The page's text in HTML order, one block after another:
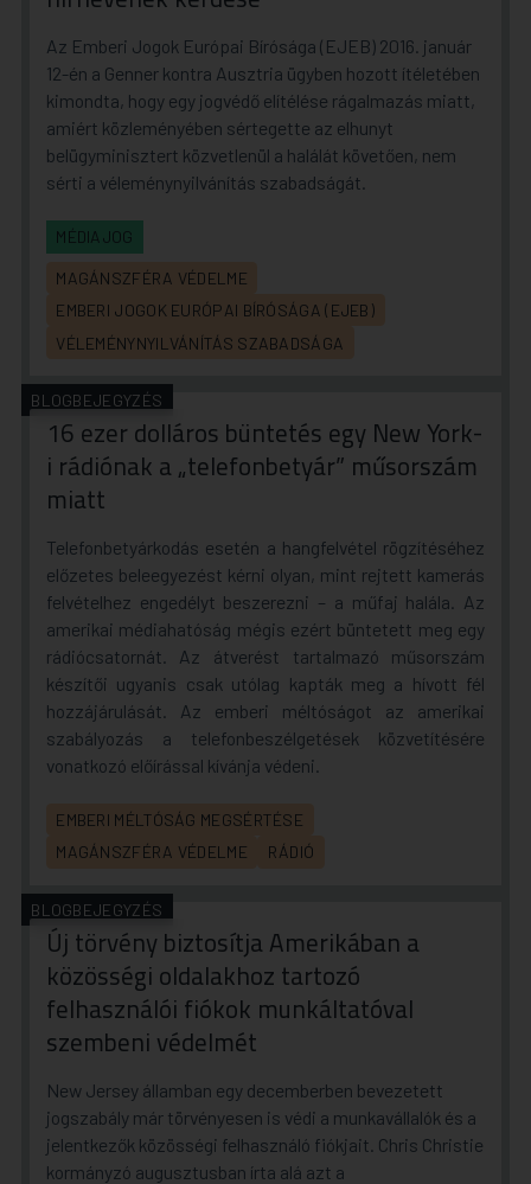
Az Emberi Jogok Európai Bírósága (EJEB) 2016. január
12-én a Genner kontra Ausztria ügyben hozott ítéletében
kimondta, hogy egy jogvédő elítélése rágalmazás miatt,
amiért közleményében sértegette az elhunyt
belügyminisztert közvetlenül a halálát követően, nem
sérti a véleménynyilvánítás szabadságát.
MÉDIAJOG
MAGÁNSZFÉRA VÉDELME
EMBERI JOGOK EURÓPAI BÍRÓSÁGA (EJEB)
VÉLEMÉNYNYILVÁNÍTÁS SZABADSÁGA
BLOGBEJEGYZÉS
16 ezer dolláros büntetés egy New York-
i rádiónak a „telefonbetyár” műsorszám
miatt
Telefonbetyárkodás esetén a hangfelvétel rögzítéséhez
előzetes beleegyezést kérni olyan, mint rejtett kamerás
felvételhez engedélyt beszerezni – a műfaj halála. Az
amerikai médiahatóság mégis ezért büntetett meg egy
rádiócsatornát. Az átverést tartalmazó műsorszám
készítői ugyanis csak utólag kapták meg a hívott fél
hozzájárulását. Az emberi méltóságot az amerikai
szabályozás a telefonbeszélgetések közvetítésére
vonatkozó előírással kívánja védeni.
EMBERI MÉLTÓSÁG MEGSÉRTÉSE
MAGÁNSZFÉRA VÉDELME
RÁDIÓ
BLOGBEJEGYZÉS
Új törvény biztosítja Amerikában a
közösségi oldalakhoz tartozó
felhasználói fiókok munkáltatóval
szembeni védelmét
New Jersey államban egy decemberben bevezetett
jogszabály már törvényesen is védi a munkavállalók és a
jelentkezők közösségi felhasználó fiókjait. Chris Christie
kormányzó augusztusban írta alá azt a